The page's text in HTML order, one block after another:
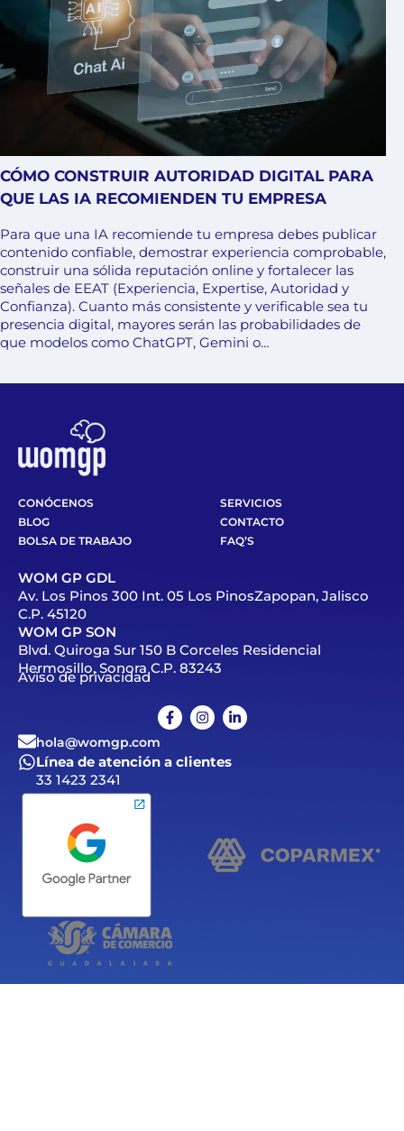
CÓMO CONSTRUIR AUTORIDAD DIGITAL PARA
QUE LAS IA RECOMIENDEN TU EMPRESA
Para que una IA recomiende tu empresa debes publicar
contenido confiable, demostrar experiencia comprobable,
construir una sólida reputación online y fortalecer las
señales de EEAT (Experiencia, Expertise, Autoridad y
Confianza). Cuanto más consistente y verificable sea tu
presencia digital, mayores serán las probabilidades de
que modelos como ChatGPT, Gemini o…
CONÓCENOS
SERVICIOS
BLOG
CONTACTO
BOLSA DE TRABAJO
FAQ’S
WOM GP GDL
Av. Los Pinos 300 Int. 05 Los PinosZapopan, Jalisco
C.P. 45120
WOM GP SON
Blvd. Quiroga Sur 150 B Corceles Residencial
Hermosillo, Sonora C.P. 83243
Aviso de privacidad
hola@womgp.com
Línea de atención a clientes
33 1423 2341